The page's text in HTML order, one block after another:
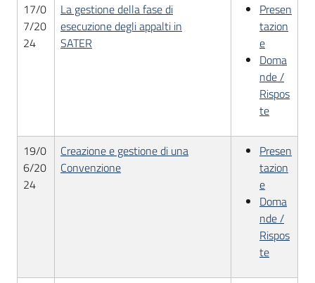
17/0
7/20
24
La gestione della fase di
esecuzione degli appalti in
SATER
Presen
tazion
e
Doma
nde /
Rispos
te
19/0
6/20
24
Creazione e gestione di una
Convenzione
Presen
tazion
e
Doma
nde /
Rispos
te